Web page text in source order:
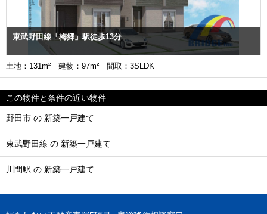
東武野田線「梅郷」駅徒歩13分
土地：131m² 建物：97m² 間取：3SLDK
この物件と条件の近い物件
野田市 の 新築一戸建て
東武野田線 の 新築一戸建て
川間駅 の 新築一戸建て